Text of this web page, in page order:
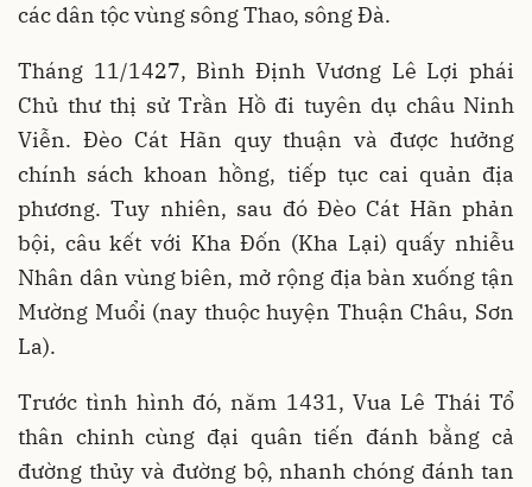
các dân tộc vùng sông Thao, sông Đà.
Tháng 11/1427, Bình Định Vương Lê Lợi phái
Chủ thư thị sử Trần Hồ đi tuyên dụ châu Ninh
Viễn. Đèo Cát Hãn quy thuận và được hưởng
chính sách khoan hồng, tiếp tục cai quản địa
phương. Tuy nhiên, sau đó Đèo Cát Hãn phản
bội, câu kết với Kha Đốn (Kha Lại) quấy nhiễu
Nhân dân vùng biên, mở rộng địa bàn xuống tận
Mường Muổi (nay thuộc huyện Thuận Châu, Sơn
La).
Trước tình hình đó, năm 1431, Vua Lê Thái Tổ
thân chinh cùng đại quân tiến đánh bằng cả
đường thủy và đường bộ, nhanh chóng đánh tan